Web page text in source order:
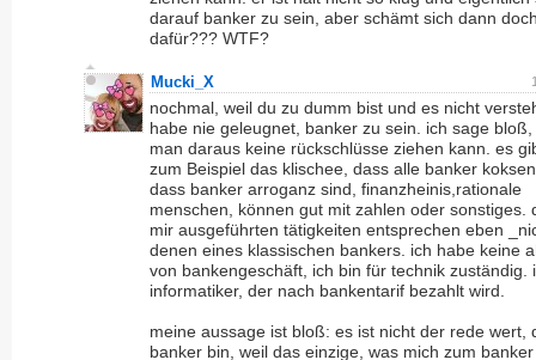
darauf banker zu sein, aber schämt sich dann
dafür??? WTF?
Mucki_X
nochmal, weil du zu dumm bist und es nicht
habe nie geleugnet, banker zu sein. ich sage bloß,
man daraus keine rückschlüsse ziehen kann. es
zum Beispiel das klischee, dass alle banker
dass banker arroganz sind, finanzheinis,rationale
menschen, können gut mit zahlen oder sonstiges.
mir ausgeführten tätigkeiten entsprechen eben
denen eines klassischen bankers. ich habe keine
von bankengeschäft, ich bin für technik zuständig.
informatiker, der nach bankentarif bezahlt wird.
meine aussage ist bloß: es ist nicht der rede wert,
banker bin, weil das einzige, was mich zum